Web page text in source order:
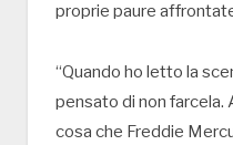
proprie paure
“Quando ho letto la
pensato di non farcela.
cosa che Freddie